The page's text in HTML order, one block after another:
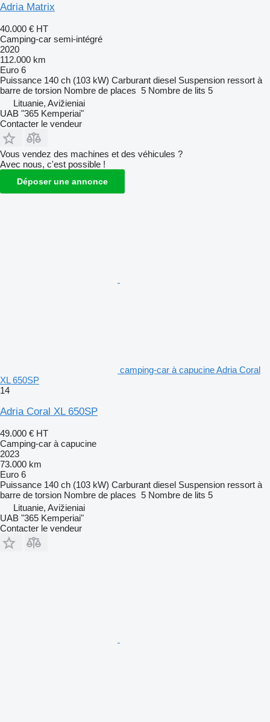
Adria Matrix
40.000 € HT
Camping-car semi-intégré
2020
112.000 km
Euro 6
Puissance 140 ch (103 kW) Carburant diesel Suspension ressort à
barre de torsion Nombre de places 5 Nombre de lits 5
Lituanie, Avižieniai
UAB "365 Kemperiai"
Contacter le vendeur
Vous vendez des machines et des véhicules ?
Avec nous, c'est possible !
Déposer une annonce
camping-car à capucine Adria Coral
XL 650SP
14
Adria Coral XL 650SP
49.000 € HT
Camping-car à capucine
2023
73.000 km
Euro 6
Puissance 140 ch (103 kW) Carburant diesel Suspension ressort à
barre de torsion Nombre de places 5 Nombre de lits 5
Lituanie, Avižieniai
UAB "365 Kemperiai"
Contacter le vendeur